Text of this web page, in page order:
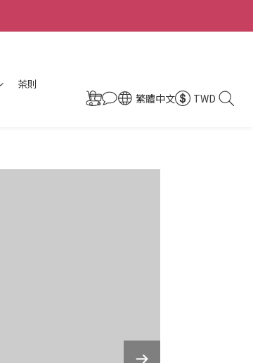
茶則
繁體中文 TWD